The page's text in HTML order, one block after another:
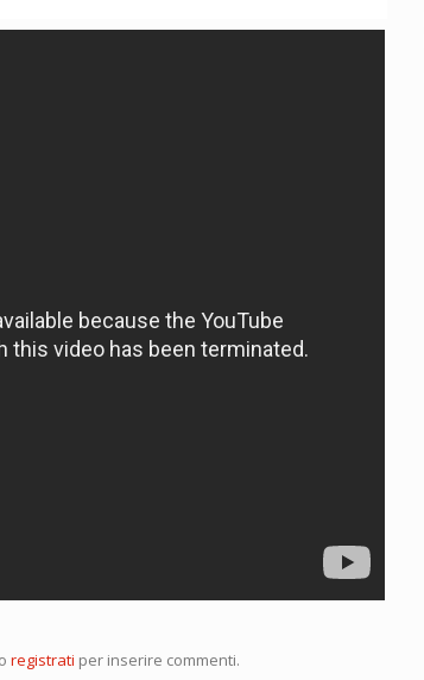
o registrati per inserire commenti.